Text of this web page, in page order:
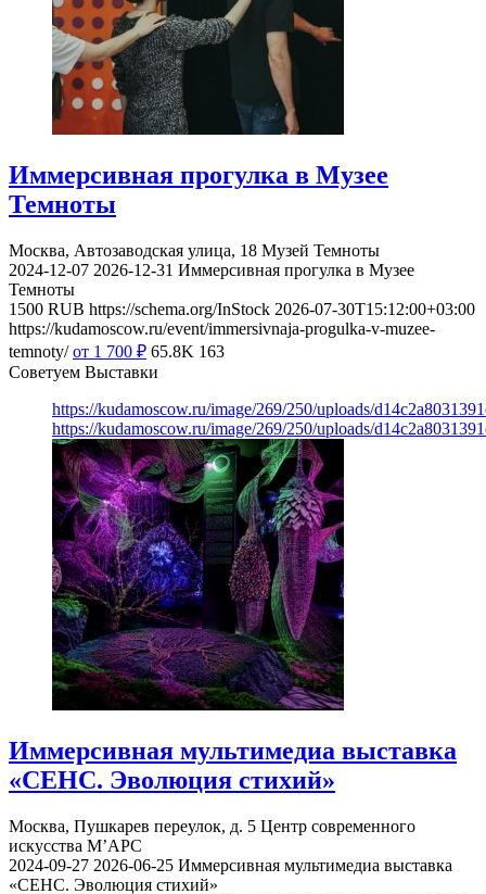
Иммерсивная прогулка в Музее
Темноты
Москва, Автозаводская улица, 18 Музей Темноты
2024-12-07 2026-12-31 Иммерсивная прогулка в Музее
Темноты
1500 RUB https://schema.org/InStock 2026-07-30T15:12:00+03:00
https://kudamoscow.ru/event/immersivnaja-progulka-v-muzee-
temnoty/ от 1 700 ₽ 65.8K 163
Советуем Выставки
https://kudamoscow.ru/image/269/250/uploads/
https://kudamoscow.ru/image/269/250/uploads/
Иммерсивная мультимедиа выставка
«СЕНС. Эволюция стихий»
Москва, Пушкарев переулок, д. 5 Центр современного
искусства М’АРС
2024-09-27 2026-06-25 Иммерсивная мультимедиа выставка
«СЕНС. Эволюция стихий»